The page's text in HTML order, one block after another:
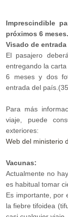
Imprescindible
próximos 6 meses.
Visado de
El pasajero
entregando la
6 meses y dos
entrada del
Para más
viaje, puede
exteriores:
Web del ministerio
Vacunas:
Actualmente no
es habitual tomar
Es importante, por
la fiebre tifoidea